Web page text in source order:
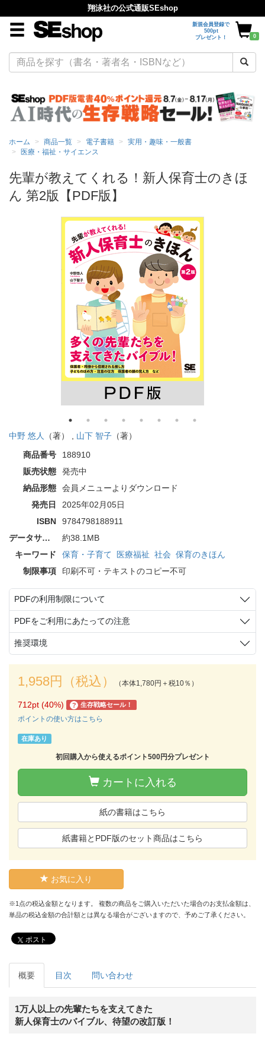
翔泳社の公式通販SEshop
新規会員登録で
500pt
プレゼント！
0
ホーム 商品一覧 電子書籍
実用・趣味・一般書
医療・福祉・サイエンス
先輩が教えてくれる！新人保育士のきほ
ん 第2版【PDF版】
中野 悠人 （著） , 山下 智子 （著）
商品番号
188910
販売状態
発売中
納品形態
会員メニューよりダウンロード
発売日
2025年02月05日
ISBN
9784798188911
データサイズ
約38.1MB
キーワード
保育・子育て 医療福祉 社会 保育のきほん
制限事項
印刷不可・テキストのコピー不可
PDFの利用制限について
PDFをご利用にあたっての注意
推奨環境
1,958円（税込） （本体1,780円＋税10％）
712pt (40%) ? 生存戦略セール！
ポイントの使い方はこちら
在庫あり
初回購入から使えるポイント500円分プレゼント
カートに入れる
紙の書籍はこちら
紙書籍とPDF版のセット商品はこちら
お気に入り
※1点の税込金額となります。 複数の商品をご購入いただいた場合のお支払金額は、
単品の税込金額の合計額とは異なる場合がございますので、予めご了承ください。
ポスト
概要 目次 問い合わせ
1万人以上の先輩たちを支えてきた
新人保育士のバイブル、待望の改訂版！